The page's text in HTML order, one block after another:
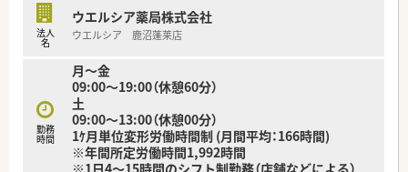
<福利厚生について>
基本日祝休みになる為、プライベートも充実してご勤務が可能で
応援体制が整っているので、人数が少ない薬局に配属でも安心し
て勤務ができる環境です。
有給取得平均10.4日の為、有給休暇も取得しやすい会社です。ま
た、年に1回1週間程度
リフレッシュ休暇制度を設けており、全店休憩室を完備していま
す。
法人
名
ウエルシア薬局株式会社
ウエルシア 鹿沼蓬莱店
勤務
時間
月～金
09:00〜19:00（休憩60分）
土
09:00〜13:00（休憩00分）
1ｹ月単位変形労働時間制 (月間平均：166時間)
※年間所定労働時間1,992時間
※1日4～15時間のシフト制勤務（店舗などによる）